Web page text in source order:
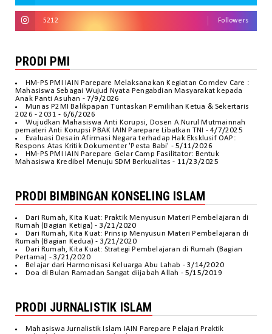
5212 Followers
PRODI PMI
HM-PS PMI IAIN Parepare Melaksanakan Kegiatan Comdev Care :
Mahasiswa Sebagai Wujud Nyata Pengabdian Masyarakat kepada
Anak Panti Asuhan - 7/9/2026
Munas P2MI Balikpapan Tuntaskan Pemilihan Ketua & Sekertaris
2026 - 2031 - 6/6/2026
Wujudkan Mahasiswa Anti Korupsi, Dosen A.Nurul Mutmainnah
pemateri Anti Korupsi PBAK IAIN Parepare Libatkan TNI
- 4/7/2025
Evaluasi Desain Afirmasi Negara terhadap Hak Eksklusif OAP:
Respons Atas Kritik Dokumenter 'Pesta Babi' - 5/11/2026
HM-PS PMI IAIN Parepare Gelar Camp Fasilitator: Bentuk
Mahasiswa Kredibel Menuju SDM Berkualitas - 11/23/2025
PRODI BIMBINGAN KONSELING ISLAM
Dari Rumah, Kita Kuat: Praktik Menyusun Materi Pembelajaran di
Rumah (Bagian Ketiga) - 3/21/2020
Dari Rumah, Kita Kuat: Prinsip Menyusun Materi Pembelajaran di
Rumah (Bagian Kedua) - 3/21/2020
Dari Rumah, Kita Kuat: Strategi Pembelajaran di Rumah (Bagian
Pertama) - 3/21/2020
Belajar dari Harmonisasi Keluarga Abu Lahab - 3/14/2020
Doa di Bulan Ramadan Sangat diijabah Allah - 5/15/2019
PRODI JURNALISTIK ISLAM
Mahasiswa Jurnalistik Islam IAIN Parepare Pelajari Praktik